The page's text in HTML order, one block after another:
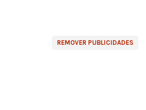
REMOVER PUBLICIDADES